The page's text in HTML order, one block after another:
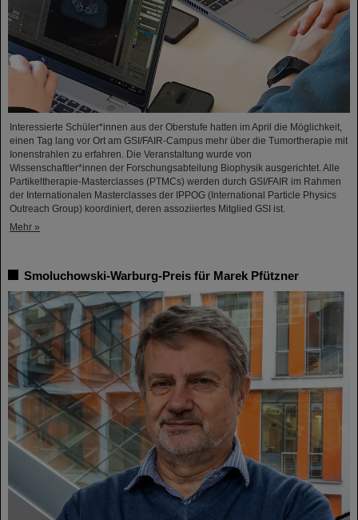
Interessierte Schüler*innen aus der Oberstufe hatten im April die Möglichkeit,
einen Tag lang vor Ort am GSI/FAIR-Campus mehr über die Tumortherapie mit
Ionenstrahlen zu erfahren. Die Veranstaltung wurde von
Wissenschaftler*innen der Forschungsabteilung Biophysik ausgerichtet. Alle
Partikeltherapie-Masterclasses (PTMCs) werden durch GSI/FAIR im Rahmen
der Internationalen Masterclasses der IPPOG (International Particle Physics
Outreach Group) koordiniert, deren assoziiertes Mitglied GSI ist.
Mehr »
Smoluchowski-Warburg-Preis für Marek Pfützner